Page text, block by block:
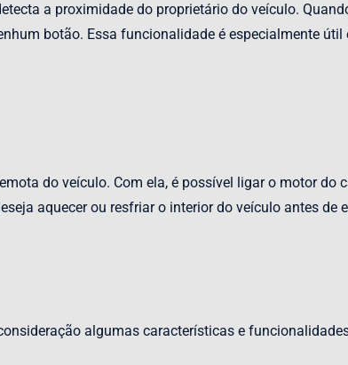
a proximidade do proprietário do veículo.
botão. Essa funcionalidade é especialmente
do veículo. Com ela, é possível ligar o motor do
aquecer ou resfriar o interior do veículo antes de
algumas características e